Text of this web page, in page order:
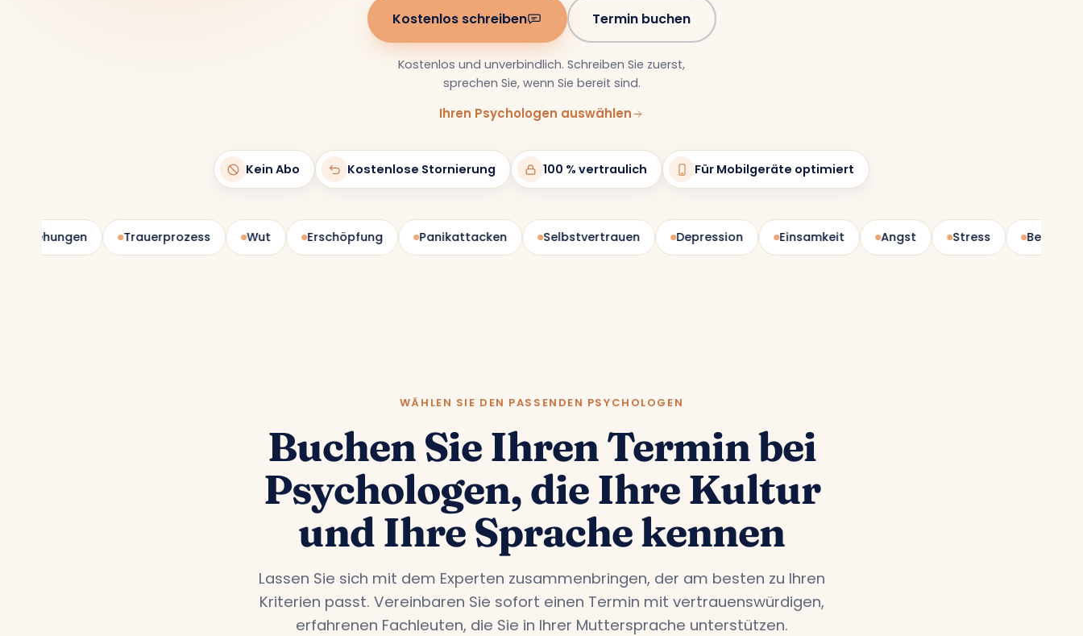
Kostenlos schreiben Termin buchen
Kostenlos und unverbindlich. Schreiben Sie zuerst,
sprechen Sie, wenn Sie bereit sind.
Ihren Psychologen auswählen
Kein Abo Kostenlose Stornierung 100 % vertraulich Für Mobilgeräte optimiert
Trauerprozess Wut Erschöpfung Panikattacken Selbstvertrauen Depression Einsamkeit Angst Stress Beziehungen
WÄHLEN SIE DEN PASSENDEN PSYCHOLOGEN
Buchen Sie Ihren Termin bei
Psychologen, die Ihre Kultur
und Ihre Sprache kennen
Lassen Sie sich mit dem Experten zusammenbringen, der am besten zu Ihren
Kriterien passt. Vereinbaren Sie sofort einen Termin mit vertrauenswürdigen,
erfahrenen Fachleuten, die Sie in Ihrer Muttersprache unterstützen.